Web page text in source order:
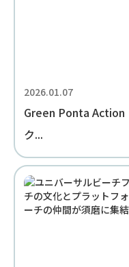
2026.01.07
Green Ponta Action
ク...